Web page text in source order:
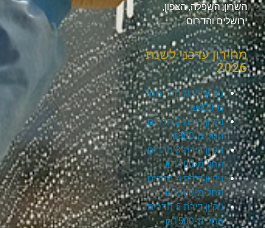
השרון, השפלה, הצפון,
ירושלים והדרום.
מחירון עדכני לשנת
2026
ניקיון דירת חדר החל
מ-₪400
ניקיון דירת 2 חדרים
החל מ-₪800
ניקיון דירת 3 חדרים
החל מ-₪1100
ניקיון דירת 4 חדרים
החל מ-₪1300
ניקיון דירת 5 חדרים
החל מ-₪1500